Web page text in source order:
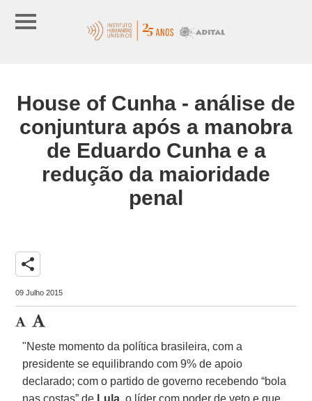
House of Cunha - análise de
conjuntura após a manobra
de Eduardo Cunha e a
redução da maioridade
penal
share
09 Julho 2015
"Neste momento da política brasileira, com a
presidente se equilibrando com 9% de apoio
declarado; com o partido de governo recebendo “bola
nas costas” de Lula, o líder com poder de veto e que